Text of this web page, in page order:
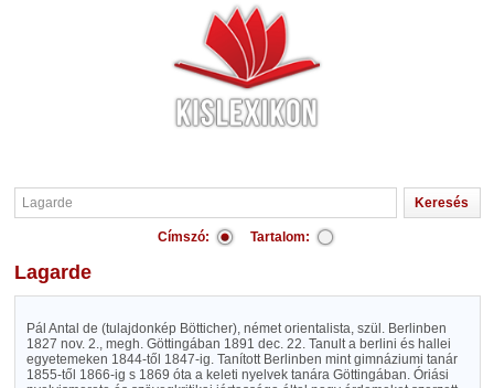
Címszó: Tartalom:
Lagarde
Pál Antal de (tulajdonkép Bötticher), német orientalista, szül. Berlinben
1827 nov. 2., megh. Göttingában 1891 dec. 22. Tanult a berlini és hallei
egyetemeken 1844-től 1847-ig. Tanított Berlinben mint gimnáziumi tanár
1855-től 1866-ig s 1869 óta a keleti nyelvek tanára Göttingában. Óriási